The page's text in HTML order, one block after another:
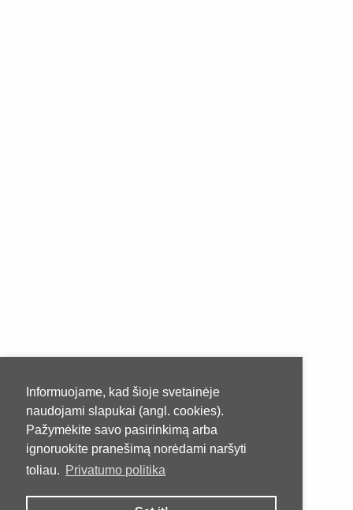
Informuojame, kad šioje svetainėje
naudojami slapukai (angl. cookies).
Pažymėkite savo pasirinkimą arba
ignoruokite pranešimą norėdami naršyti
toliau. Privatumo politika